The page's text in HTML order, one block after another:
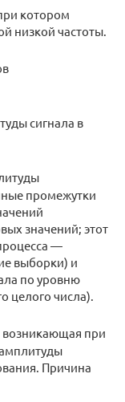
котором
низкой частоты.
сигнала в
промежутки
значений; этот
—
выборки) и
по уровню
целого числа).
при
амплитуды
Причина